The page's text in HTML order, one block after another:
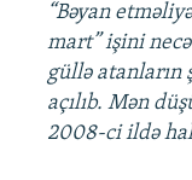
“Bəyan
mart” işini
güllə atanların
açılıb. Mən
2008-ci ildə